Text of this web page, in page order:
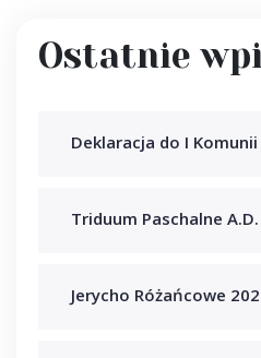
Ostatnie
Deklaracja do I
Triduum Paschalne
Jerycho Różańcowe